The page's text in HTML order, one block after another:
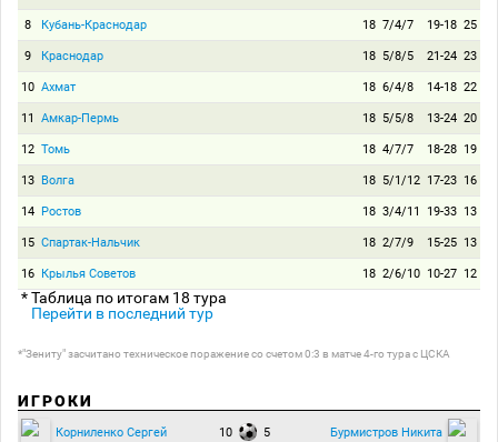
8 Кубань-Краснодар 18 7/4/7 19-18 25
9 Краснодар 18 5/8/5 21-24 23
10 Ахмат 18 6/4/8 14-18 22
11 Амкар-Пермь 18 5/5/8 13-24 20
12 Томь 18 4/7/7 18-28 19
13 Волга 18 5/1/12 17-23 16
14 Ростов 18 3/4/11 19-33 13
15 Спартак-Нальчик 18 2/7/9 15-25 13
16 Крылья Советов 18 2/6/10 10-27 12
* Таблица по итогам 18 тура
Перейти в последний тур
*"Зениту" засчитано техническое поражение со счетом 0:3 в матче 4-го тура с ЦСКА
ИГРОКИ
Корниленко Сергей 10 5 Бурмистров Никита